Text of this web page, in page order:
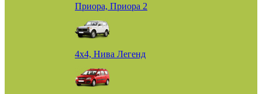
Приора, Приора 2
4х4, Нива Легенд